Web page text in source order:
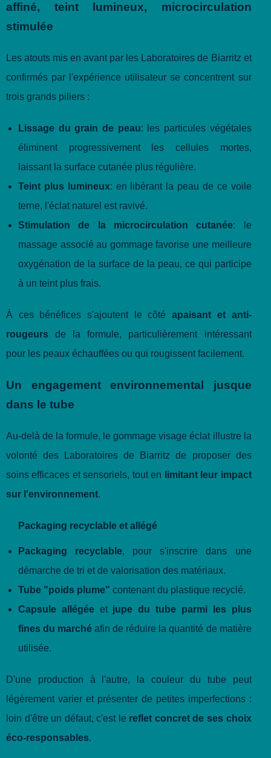
affiné, teint lumineux, microcirculation
stimulée
Les atouts mis en avant par les Laboratoires de Biarritz et
confirmés par l'expérience utilisateur se concentrent sur
trois grands piliers :
Lissage du grain de peau: les particules végétales
éliminent progressivement les cellules mortes,
laissant la surface cutanée plus régulière.
Teint plus lumineux: en libérant la peau de ce voile
terne, l'éclat naturel est ravivé.
Stimulation de la microcirculation cutanée: le
massage associé au gommage favorise une meilleure
oxygénation de la surface de la peau, ce qui participe
à un teint plus frais.
À ces bénéfices s'ajoutent le côtéapaisant et anti-
rougeurs de la formule, particulièrement intéressant
pour les peaux échauffées ou qui rougissent facilement.
Un engagement environnemental jusque
dans le tube
Au-delà de la formule, le gommage visage éclat illustre la
volonté des Laboratoires de Biarritz de proposer des
soins efficaces et sensoriels, tout en
limitant leur impact
sur l'environnement.
Packaging recyclable et allégé
Packaging recyclable, pour s'inscrire dans une
démarche de tri et de valorisation des matériaux.
Tube "poids plume" contenant du plastique recyclé.
Capsule allégéeet jupe du tube parmi les plus
fines du marché afin de réduire la quantité de matière
utilisée.
D'une production à l'autre, la couleur du tube peut
légèrement varier et présenter de petites imperfections :
loin d'être un défaut, c'est le reflet concret de ses choix
éco-responsables.